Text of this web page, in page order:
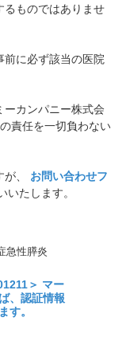
るものではありませ
に必ず該当の医院
ーカンパニー株式会
責任を一切負わない
、 お問い合わせフ
たします。
急性膵炎